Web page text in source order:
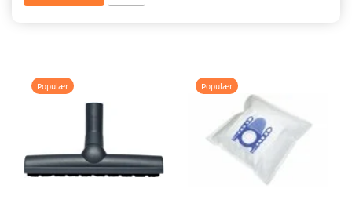
Populær Populær